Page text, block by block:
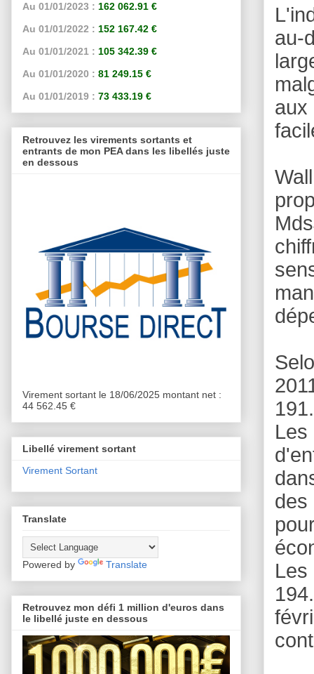
au-
des
Au 01/01/2023 : 162 062.91 €
Au 01/01/2022 : 152 167.42 €
Au 01/01/2021 : 105 342.39 €
Au 01/01/2020 : 81 249.15 €
Au 01/01/2019 : 73 433.19 €
Retrouvez les virements sortants et
entrants de mon PEA dans les libellés juste
en dessous
Virement sortant le 18/06/2025 montant net :
44 562.45 €
Libellé virement sortant
Virement Sortant
Translate
Powered by Translate
Retrouvez mon défi 1 million d'euros dans
le libellé juste en dessous